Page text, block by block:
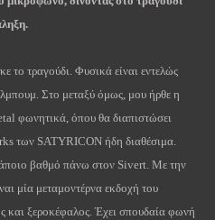
το τραγούδι. Φυσικά είναι εντελώς
Στο μεταξύ όμως, μου ήρθε η
φωνητικά, όπου θα διαπιστώσει
των SATYRICON ήδη διαθέσιμα.
βαθμό πάνω στον Sivert. Με την
μία μεταμοντέρνα εκδοχή του
και ξεροκέφαλος. Έχει σπουδαία φωνή